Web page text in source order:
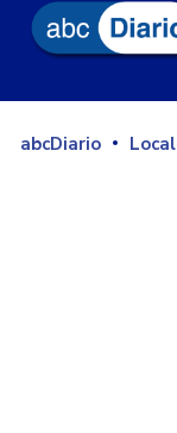
abcDiario